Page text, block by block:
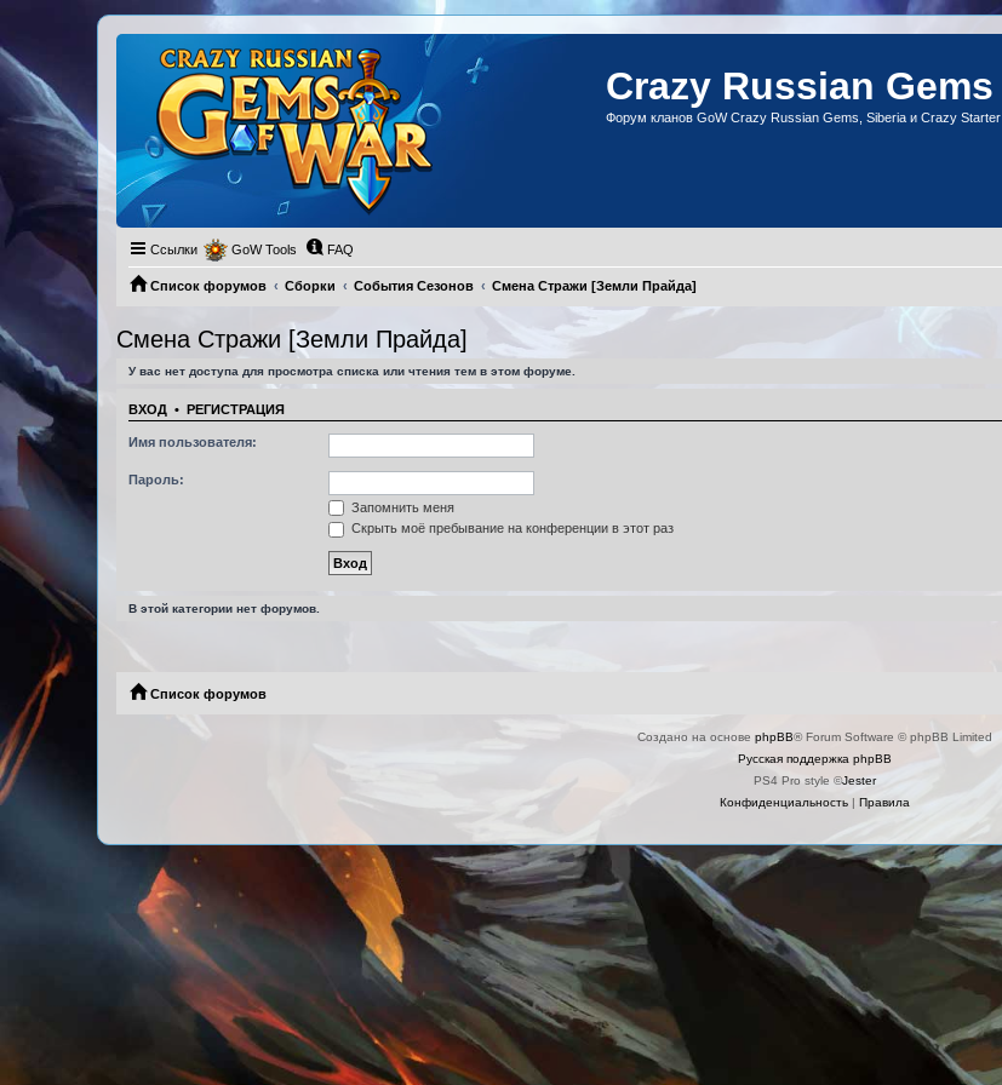
Crazy Russian Gems
Форум кланов GoW Crazy Russian Gems, Siberia и Crazy Starter
Ссылки GoW Tools FAQ
Список форумов Сборки События Сезонов Смена Стражи [Земли Прайда]
Смена Стражи [Земли Прайда]
У вас нет доступа для просмотра списка или чтения тем в этом форуме.
ВХОД • РЕГИСТРАЦИЯ
Имя пользователя:
Пароль:
Запомнить меня
Скрыть моё пребывание на конференции в этот раз
В этой категории нет форумов.
Список форумов
Создано на основе phpBB® Forum Software © phpBB Limited
Русская поддержка phpBB
PS4 Pro style ©Jester
Конфиденциальность| Правила